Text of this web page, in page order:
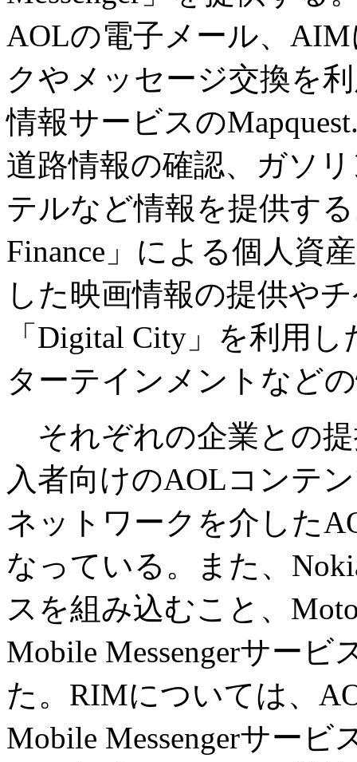
AOLの電子メール、
クやメッセージ交換を
情報サービスの
道路情報の確認、ガソ
テルなど情報を提供す
Finance」による個人資
した映画情報の提供や
「Digital City」を利用
ターテインメントなど
それぞれの企業との提
入者向けのAOLコンテ
ネットワークを介した
なっている。また、
スを組み込むこと、
Mobile Messengerサー
た。RIMについては、
Mobile Messengerサー